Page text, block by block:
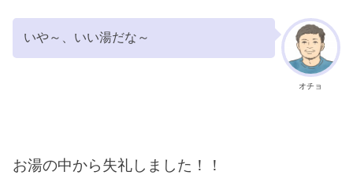
オチョ
いや～、いい湯だな～
お湯の中から失礼しました！！